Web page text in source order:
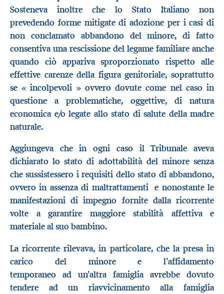
Sosteneva inoltre che lo Stato Italiano non
prevedendo forme mitigate di adozione per i casi di
non conclamato abbandono del minore, di fatto
consentiva una rescissione del legame familiare anche
quando ciò appariva sproporzionato rispetto alle
effettive carenze della figura genitoriale, soprattutto
se « incolpevoli » ovvero dovute come nel caso in
questione a problematiche, oggettive, di natura
economica e/o legate allo stato di salute della madre
naturale.
Aggiungeva che in ogni caso il Tribunale aveva
dichiarato lo stato di adottabilità del minore senza
che sussistessero i requisiti dello stato di abbandono,
ovvero in assenza di maltrattamenti e nonostante le
manifestazioni di impegno fornite dalla ricorrente
volte a garantire maggiore stabilità affettiva e
materiale al suo bambino.
La ricorrente rilevava, in particolare, che la presa in
carico del minore e l’affidamento
temporaneo ad un’altra famiglia avrebbe dovuto
tendere ad un riavvicinamento alla famiglia